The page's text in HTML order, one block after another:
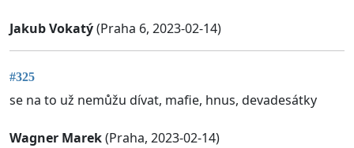
Jakub Vokatý(Praha 6, 2023-02-14)
#325
se na to už nemůžu dívat, mafie, hnus, devadesátky
Wagner Marek(Praha, 2023-02-14)